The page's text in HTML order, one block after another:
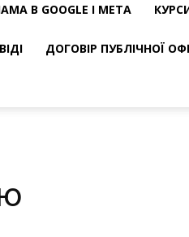
В GOOGLE І META
ДОГОВІР ПУБЛІЧНОЇ